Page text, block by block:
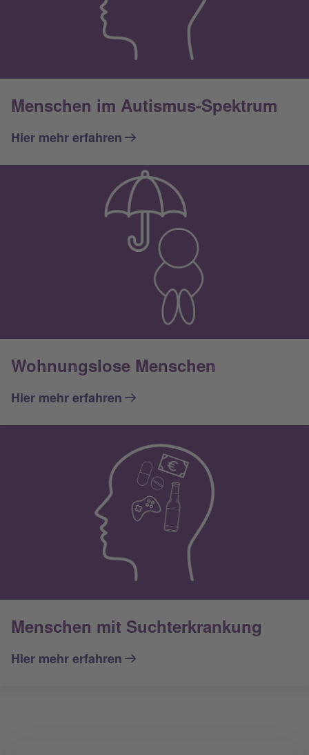
Menschen im Autismus-Spektrum
Hier mehr erfahren
Wohnungslose Menschen
Hier mehr erfahren
Menschen mit Suchterkrankung
Hier mehr erfahren